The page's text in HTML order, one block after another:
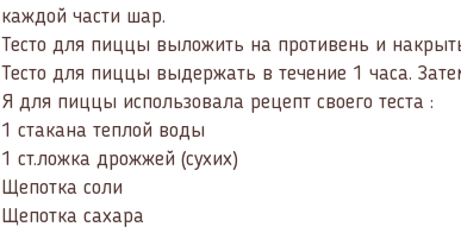
каждой части шар.
Тесто для пиццы выложить на противень и
Тесто для пиццы выдержать в течение 1 часа.
Я для пиццы использовала рецепт своего теста :
1 стакана теплой воды
1 ст.ложка дрожжей (сухих)
Щепотка соли
Щепотка сахара